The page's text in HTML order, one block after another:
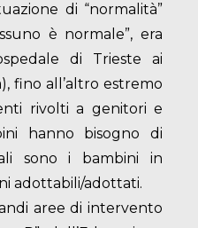
di “normalità”
è normale”, era
di Trieste ai
fino all’altro estremo
rivolti a genitori e
hanno bisogno di
sono i bambini in
adottabili/adottati.
aree di intervento